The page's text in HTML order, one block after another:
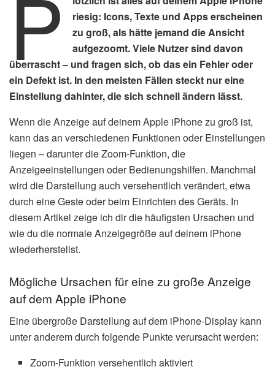
P
riesig: Icons, Texte und Apps erscheinen
zu groß, als hätte jemand die Ansicht
aufgezoomt. Viele Nutzer sind davon
überrascht – und fragen sich, ob das ein Fehler oder
ein Defekt ist. In den meisten Fällen steckt nur eine
Einstellung dahinter, die sich schnell ändern lässt.
Wenn die Anzeige auf deinem Apple iPhone zu groß ist,
kann das an verschiedenen Funktionen oder Einstellungen
liegen – darunter die Zoom-Funktion, die
Anzeigeeinstellungen oder Bedienungshilfen. Manchmal
wird die Darstellung auch versehentlich verändert, etwa
durch eine Geste oder beim Einrichten des Geräts. In
diesem Artikel zeige ich dir die häufigsten Ursachen und
wie du die normale Anzeigegröße auf deinem iPhone
wiederherstellst.
Mögliche Ursachen für eine zu große Anzeige
auf dem Apple iPhone
Eine übergroße Darstellung auf dem iPhone-Display kann
unter anderem durch folgende Punkte verursacht werden:
Zoom-Funktion versehentlich aktiviert